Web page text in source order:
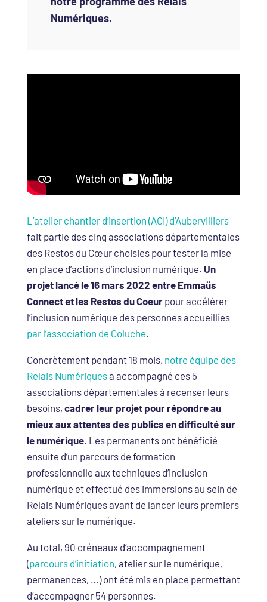
Numériques.
L’atelier chantier d’insertion (ACI) d’Aubervilliers
fait partie des cinq associations départementales
des Restos du Cœur choisies pour tester la mise
en place d’actions d’inclusion numérique. Un
projet lancé le 16 mars 2022 entre Emmaüs
Connect et les Restos du Coeurpour accélérer
l’inclusion numérique des personnes accueillies
par l’association de Coluche.
Concrètement pendant 18 mois, notre équipe des
Relais Numériquesa accompagné ces 5
associations départementales à recenser leurs
besoins, cadrer leur projet pour répondre au
mieux aux attentes des publics en difficulté sur
le numérique. Les permanents ont bénéficié
ensuite d’un parcours de formation
professionnelle aux techniques d’inclusion
numérique et effectué des immersions au sein de
Relais Numériques avant de lancer leurs premiers
ateliers sur le numérique.
Au total, 90 créneaux d’accompagnement
(parcours d’initiation, atelier sur le numérique,
permanences, …) ont été mis en place permettant
d’accompagner 54 personnes.